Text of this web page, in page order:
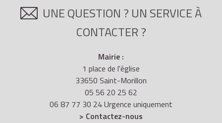
UNE QUESTION ? UN SERVICE À
CONTACTER ?
Mairie :
1 place de l'église
33650 Saint-Morillon
05 56 20 25 62
06 87 77 30 24 Urgence uniquement
> Contactez-nous